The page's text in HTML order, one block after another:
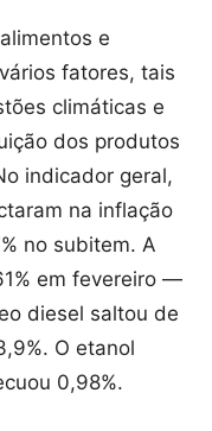
e
fatores, tais
climáticas e
dos produtos
indicador geral,
na inflação
no subitem. A
em fevereiro —
diesel saltou de
O etanol
0,98%.